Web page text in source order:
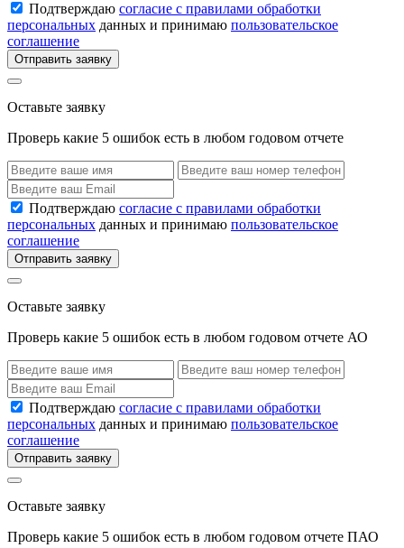
Подтверждаю согласие с правилами обработки
персональных данных и принимаю пользовательское
соглашение
Отправить заявку
Оставьте заявку
Проверь какие 5 ошибок есть в любом годовом отчете
Подтверждаю согласие с правилами обработки
персональных данных и принимаю пользовательское
соглашение
Отправить заявку
Оставьте заявку
Проверь какие 5 ошибок есть в любом годовом отчете АО
Подтверждаю согласие с правилами обработки
персональных данных и принимаю пользовательское
соглашение
Отправить заявку
Оставьте заявку
Проверь какие 5 ошибок есть в любом годовом отчете ПАО